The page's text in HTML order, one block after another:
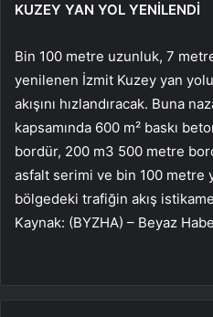
KUZEY YAN YOL YENİLENDİ
Bin 100 metre uzunluk, 7
yenilenen İzmit Kuzey yan
akışını hızlandıracak. Buna
kapsamında 600 m² baskı
bordür, 200 m3 500 metre
asfalt serimi ve bin 100 metre
bölgedeki trafiğin akış
Kaynak: (BYZHA) – Beyaz